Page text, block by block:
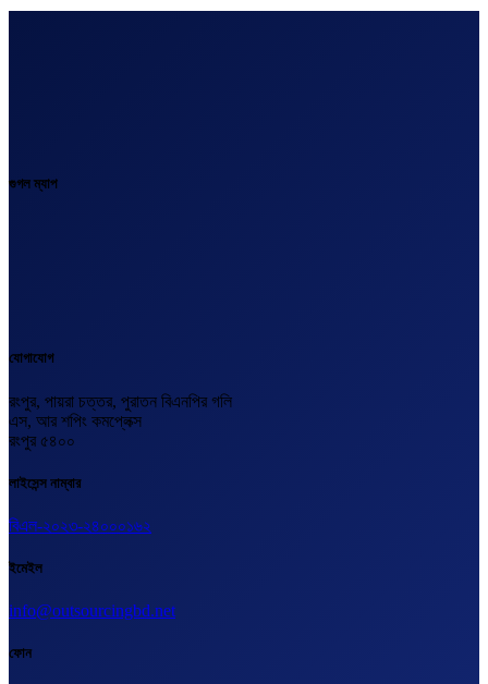
গুগল ম্যাপ
যোগাযোগ
রংপুর, পায়রা চত্তর, পুরাতন বিএনপির গলি
এস, আর শপিং কমপ্লেক্স
রংপুর ৫৪০০
লাইসেন্স নাম্বার
বিএল-২০২৩-২৪০০০১৬২
ইমেইল
info@outsourcingbd.net
ফোন